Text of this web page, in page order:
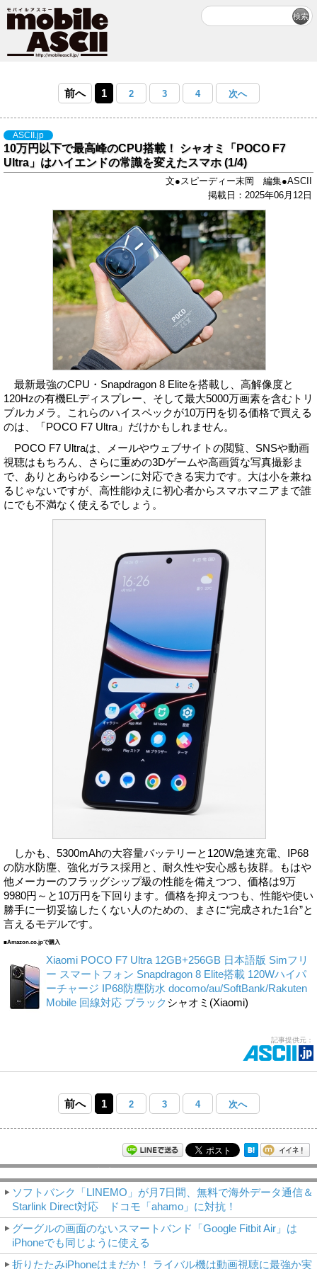
前へ 1 2 3 4 次へ
ASCII.jp
10万円以下で最高峰のCPU搭載！ シャオミ「POCO F7
Ultra」はハイエンドの常識を変えたスマホ (1/4)
文●スピーディー末岡 編集●ASCII
掲載日：2025年06月12日
最新最強のCPU・Snapdragon 8 Eliteを搭載し、高解像度と
120Hzの有機ELディスプレー、そして最大5000万画素を含むトリ
プルカメラ。これらのハイスペックが10万円を切る価格で買える
のは、「POCO F7 Ultra」だけかもしれません。
POCO F7 Ultraは、メールやウェブサイトの閲覧、SNSや動画
視聴はもちろん、さらに重めの3Dゲームや高画質な写真撮影ま
で、ありとあらゆるシーンに対応できる実力です。大は小を兼ね
るじゃないですが、高性能ゆえに初心者からスマホマニアまで誰
にでも不満なく使えるでしょう。
しかも、5300mAhの大容量バッテリーと120W急速充電、IP68
の防水防塵、強化ガラス採用と、耐久性や安心感も抜群。もはや
他メーカーのフラッグシップ級の性能を備えつつ、価格は9万
9980円～と10万円を下回ります。価格を抑えつつも、性能や使い
勝手に一切妥協したくない人のための、まさに“完成された1台”と
言えるモデルです。
■Amazon.co.jpで購入
Xiaomi POCO F7 Ultra 12GB+256GB 日本語版 Simフリ
ー スマートフォン Snapdragon 8 Elite搭載 120Wハイパ
ーチャージ IP68防塵防水 docomo/au/SoftBank/Rakuten
Mobile 回線対応 ブラックシャオミ(Xiaomi)
記事提供元：
前へ 1 2 3 4 次へ
ソフトバンク「LINEMO」が月7日間、無料で海外データ通信＆
Starlink Direct対応 ドコモ「ahamo」に対抗！
グーグルの画面のないスマートバンド「Google Fitbit Air」は
iPhoneでも同じように使える
折りたたみiPhoneはまだか！ ライバル機は動画視聴に最強か実